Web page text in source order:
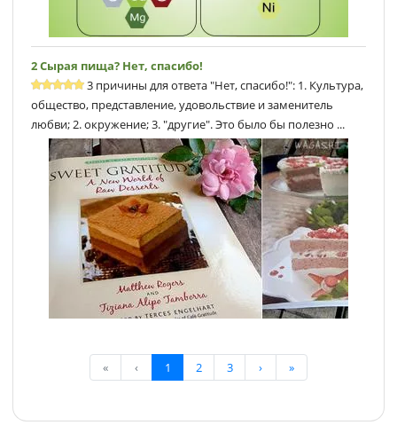
2 Сырая пища? Нет, спасибо!
3 причины для ответа "Нет, спасибо!": 1. Культура,
общество, представление, удовольствие и заменитель
любви; 2. окружение; 3. "другие". Это было бы полезно ...
« ‹ 1 2 3 › »